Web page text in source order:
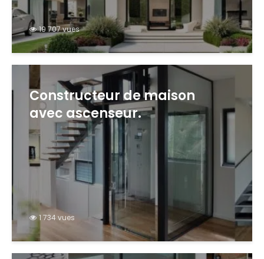
19 707 vues
Constructeur de maison
avec ascenseur.
1 734 vues